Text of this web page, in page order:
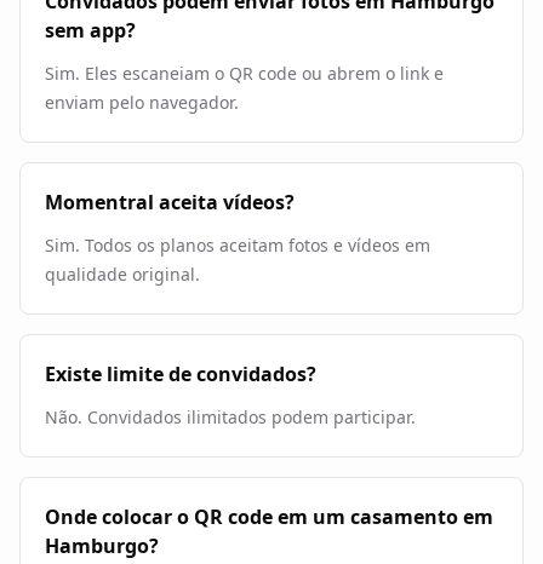
sem app?
Sim. Eles escaneiam o QR code ou abrem o link e
enviam pelo navegador.
Momentral aceita vídeos?
Sim. Todos os planos aceitam fotos e vídeos em
qualidade original.
Existe limite de convidados?
Não. Convidados ilimitados podem participar.
Onde colocar o QR code em um casamento em
Hamburgo?